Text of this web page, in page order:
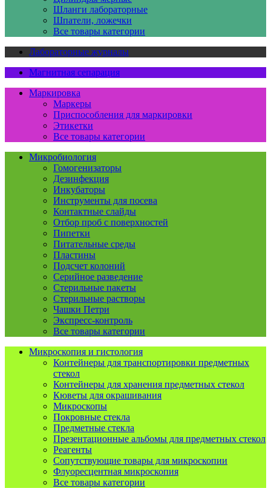
Шланги лабораторные
Шпатели, ложечки
Все товары категории
Лабораторные журналы
Магнитная сепарация
Маркировка
Маркеры
Приспособления для маркировки
Этикетки
Все товары категории
Микробиология
Гомогенизаторы
Дезинфекция
Инкубаторы
Инструменты для посева
Контактные слайды
Отбор проб с поверхностей
Пипетки
Питательные среды
Пластины
Подсчет колоний
Серийное разведение
Стерильные пакеты
Стерильные растворы
Чашки Петри
Экспресс-контроль
Все товары категории
Микроскопия и гистология
Контейнеры для транспортировки предметных
стекол
Контейнеры для хранения предметных стекол
Кюветы для окрашивания
Микроскопы
Покровные стекла
Предметные стекла
Презентационные альбомы для предметных стекол
Реагенты
Сопутствующие товары для микроскопии
Флуоресцентная микроскопия
Все товары категории